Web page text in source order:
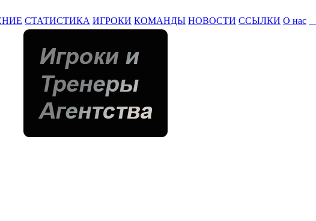
СТАТИСТИКА ИГРОКИ КОМАНДЫ НОВОСТИ ССЫЛКИ О нас